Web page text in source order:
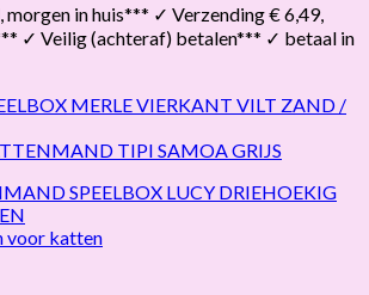
morgen in huis*** ✓ Verzending € 6,49,
✓ Veilig (achteraf) betalen*** ✓ betaal in
voor katten